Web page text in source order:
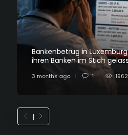
Bankenbetrug in
ihren Banken im Stich
3 months ago 1 1962